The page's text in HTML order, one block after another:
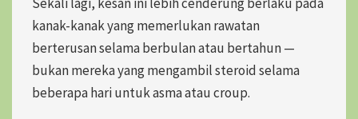
kanak-kanak yang memerlukan rawatan
berterusan selama berbulan atau bertahun —
bukan mereka yang mengambil steroid selama
beberapa hari untuk asma atau croup.